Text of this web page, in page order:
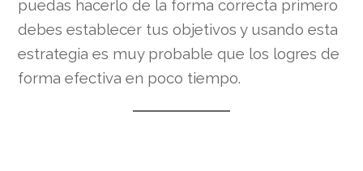
puedas hacerlo de la forma correcta primero
debes establecer tus objetivos y usando esta
estrategia es muy probable que los logres de
forma efectiva en poco tiempo.